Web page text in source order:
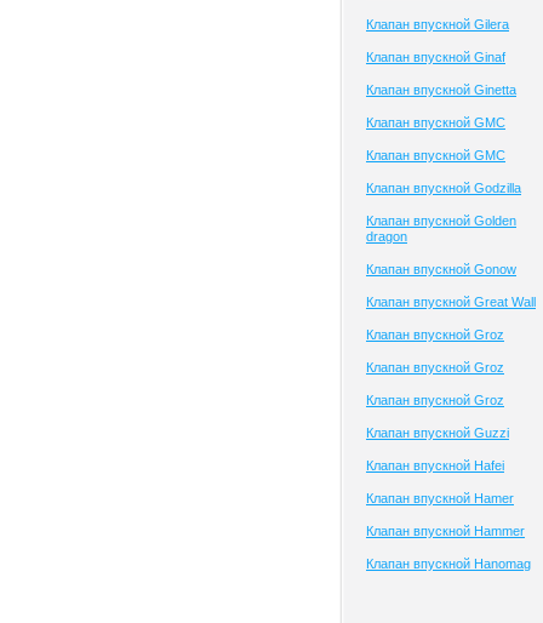
Клапан впускной Gilera
Клапан впускной Ginaf
Клапан впускной Ginetta
Клапан впускной GMC
Клапан впускной GMC
Клапан впускной Godzilla
Клапан впускной Golden
dragon
Клапан впускной Gonow
Клапан впускной Great Wall
Клапан впускной Groz
Клапан впускной Groz
Клапан впускной Groz
Клапан впускной Guzzi
Клапан впускной Hafei
Клапан впускной Hamer
Клапан впускной Hammer
Клапан впускной Hanomag